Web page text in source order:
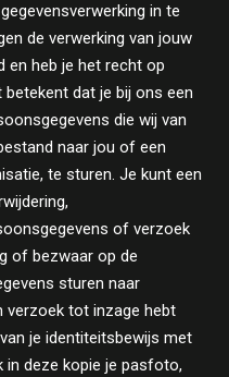
in te
de verwerking van jouw
en heb je het recht op
betekent dat je bij ons een
die wij van
naar jou of een
te sturen. Je kunt een
of verzoek
of bezwaar op de
sturen naar
verzoek tot inzage hebt
je identiteitsbewijs met
in deze kopie je pasfoto,